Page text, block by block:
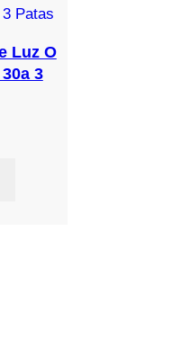
Luz O
3